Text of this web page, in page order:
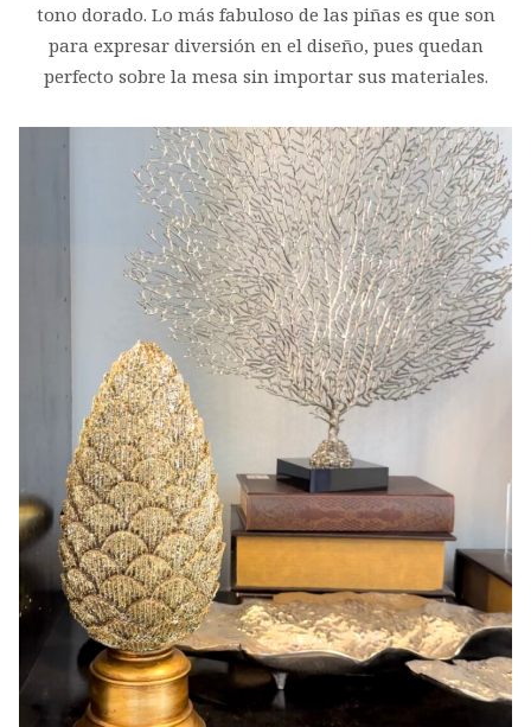
tono dorado. Lo más fabuloso de las piñas es que son
para expresar diversión en el diseño, pues quedan
perfecto sobre la mesa sin importar sus materiales.